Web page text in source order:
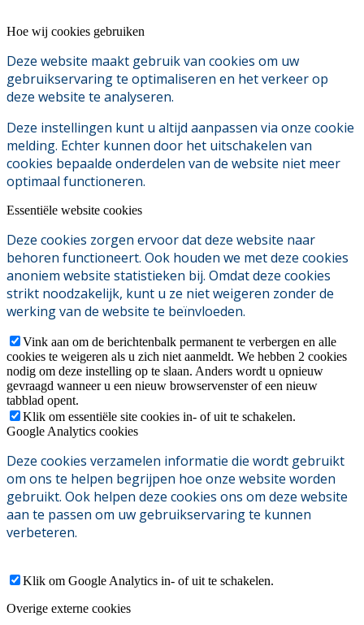
Hoe wij cookies gebruiken
Deze website maakt gebruik van cookies om uw
gebruikservaring te optimaliseren en het verkeer op
deze website te analyseren.
Deze instellingen kunt u altijd aanpassen via onze cookie
melding. Echter kunnen door het uitschakelen van
cookies bepaalde onderdelen van de website niet meer
optimaal functioneren.
Essentiële website cookies
Deze cookies zorgen ervoor dat deze website naar
behoren functioneert. Ook houden we met deze cookies
anoniem website statistieken bij. Omdat deze cookies
strikt noodzakelijk, kunt u ze niet weigeren zonder de
werking van de website te beïnvloeden.
Vink aan om de berichtenbalk permanent te verbergen en alle
cookies te weigeren als u zich niet aanmeldt. We hebben 2 cookies
nodig om deze instelling op te slaan. Anders wordt u opnieuw
gevraagd wanneer u een nieuw browservenster of een nieuw
tabblad opent.
Klik om essentiële site cookies in- of uit te schakelen.
Google Analytics cookies
Deze cookies verzamelen informatie die wordt gebruikt
om ons te helpen begrijpen hoe onze website worden
gebruikt. Ook helpen deze cookies ons om deze website
aan te passen om uw gebruikservaring te kunnen
verbeteren.
Klik om Google Analytics in- of uit te schakelen.
Overige externe cookies